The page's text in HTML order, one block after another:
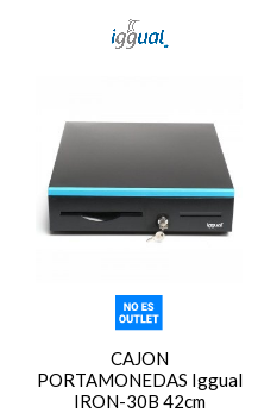
CAJON
PORTAMONEDAS Iggual
IRON-30B 42cm